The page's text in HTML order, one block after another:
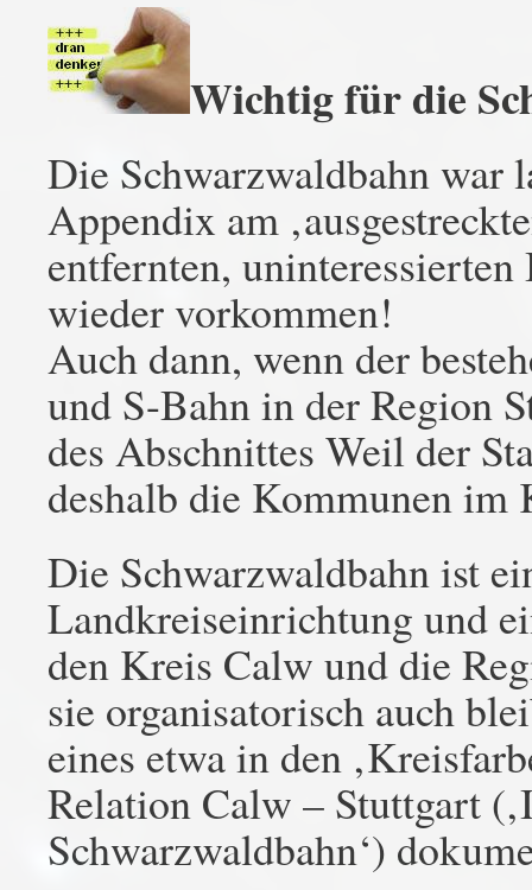
Wichtig für die
Die Schwarzwaldbahn war
Appendix am
entfernten,
wieder vorkommen!
Auch dann, wenn der
und S-Bahn in der Region
des Abschnittes Weil der
deshalb die Kommunen im
Die Schwarzwaldbahn ist
Landkreiseinrichtung und
den Kreis Calw und die
sie organisatorisch auch
eines etwa in den
Relation Calw – Stuttgart
Schwarzwaldbahn‘)